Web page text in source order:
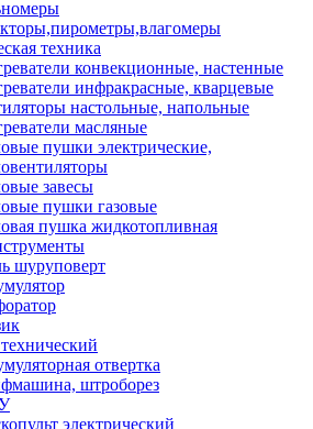
техника
конвекционные, настенные
инфракрасные, кварцевые
настольные, напольные
масляные
пушки электрические,
завесы
пушки газовые
пушка жидкотопливная
шуруповерт
отвертка
штроборез
электрический